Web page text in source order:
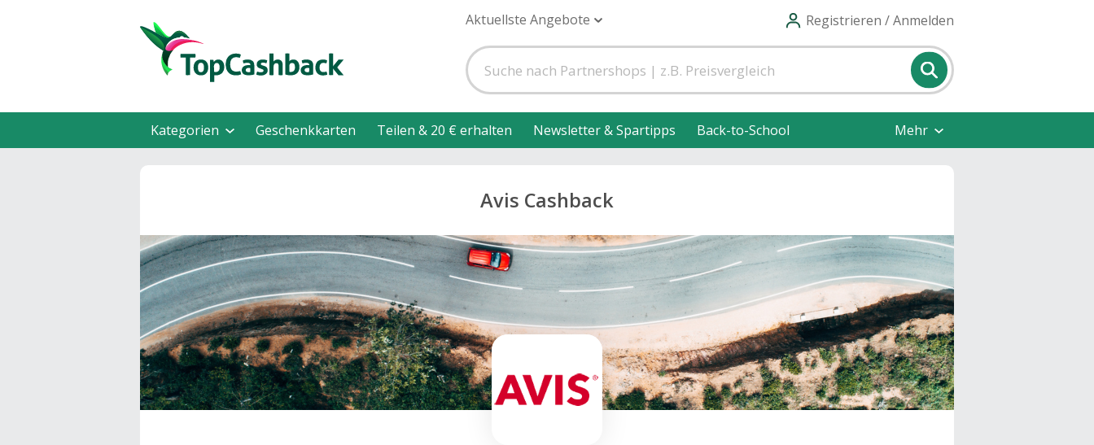
Aktuellste Angebote Registrieren / Anmelden
Kategorien Geschenkkarten Teilen & 20 € erhalten Newsletter & Spartipps Back-to-School Mehr
Avis Cashback